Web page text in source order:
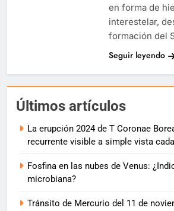
en forma de
interestelar,
formación del
Seguir leyendo
Últimos artículos
La erupción 2024 de T Coronae
recurrente visible a simple vista
Fosfina en las nubes de Venus:
microbiana?
Tránsito de Mercurio del 11 de